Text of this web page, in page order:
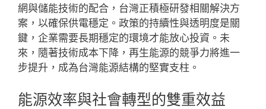
網與儲能技術的配合，台灣正積極研發相關解決方
案，以確保供電穩定。政策的持續性與透明度是關
鍵，企業需要長期穩定的環境才能放心投資。未
來，隨著技術成本下降，再生能源的競爭力將進一
步提升，成為台灣能源結構的堅實支柱。
能源效率與社會轉型的雙重效益